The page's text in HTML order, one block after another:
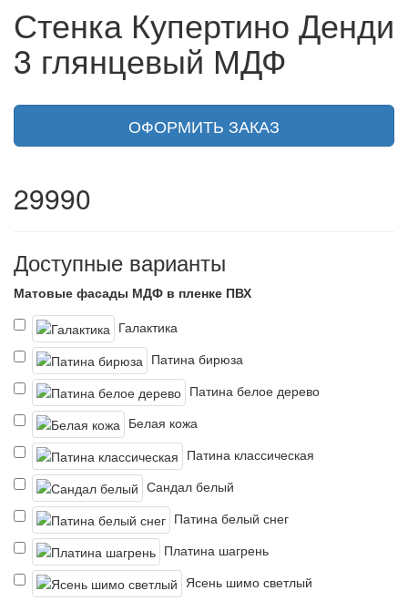
Стенка Купертино Денди
3 глянцевый МДФ
ОФОРМИТЬ ЗАКАЗ
29990
Доступные варианты
Матовые фасады МДФ в пленке ПВХ
Галактика
Патина бирюза
Патина белое дерево
Белая кожа
Патина классическая
Сандал белый
Патина белый снег
Платина шагрень
Ясень шимо светлый